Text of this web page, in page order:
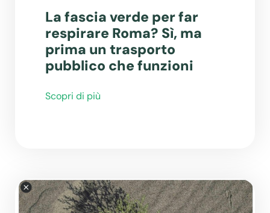
La fascia verde per far
respirare Roma? Sì, ma
prima un trasporto
pubblico che funzioni
Scopri di più